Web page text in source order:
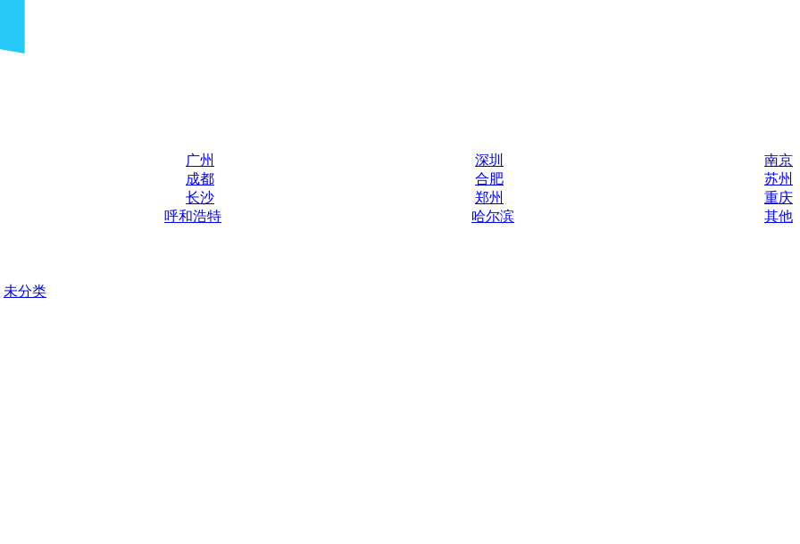
广州 深圳
南京
成都 合肥
苏州
长沙 郑州
重庆
呼和浩特 哈尔滨
其他
未分类